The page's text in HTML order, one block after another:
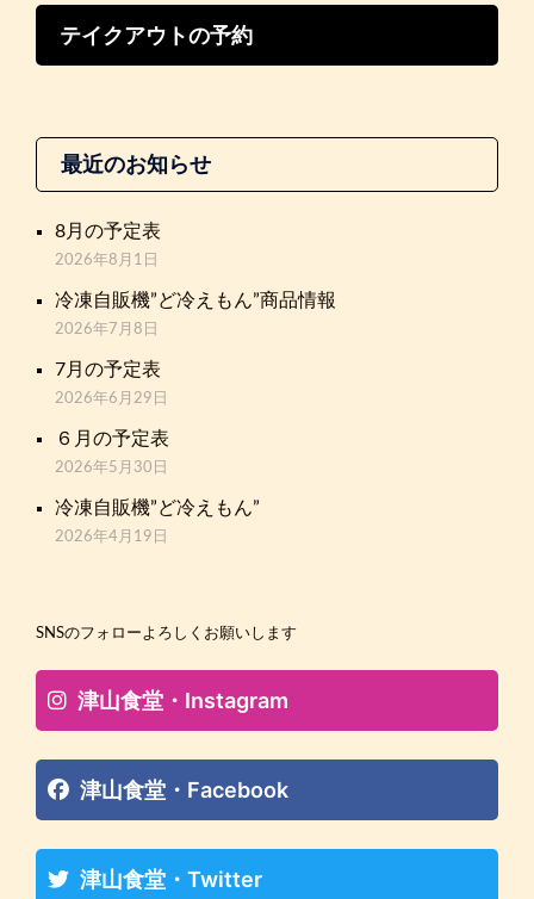
テイクアウトの予約
最近のお知らせ
8月の予定表
2026年8月1日
冷凍自販機”ど冷えもん”商品情報
2026年7月8日
7月の予定表
2026年6月29日
６月の予定表
2026年5月30日
冷凍自販機”ど冷えもん”
2026年4月19日
SNSのフォローよろしくお願いします
津山食堂・Instagram
津山食堂・Facebook
津山食堂・Twitter